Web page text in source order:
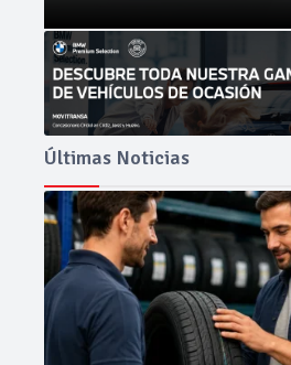
Últimas Noticias